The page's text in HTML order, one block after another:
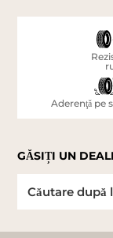
Aderenţă pe
GĂSIȚI UN